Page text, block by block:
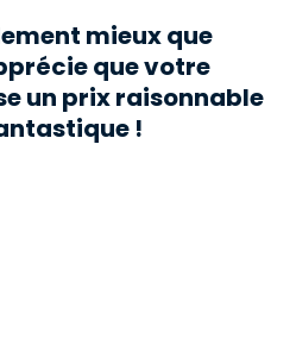
mieux que
que votre
un prix raisonnable
!